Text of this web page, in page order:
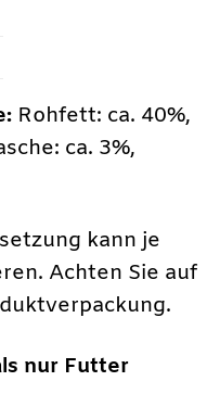
Rohfett: ca. 40%,
ca. 3%,
kann je
Achten Sie auf
nur Futter